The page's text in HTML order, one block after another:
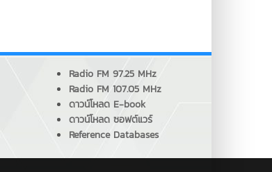
Radio FM 97.25 MHz
Radio FM 107.05 MHz
ดาวน์โหลด E-book
ดาวน์โหลด ซอฟต์แวร์
Reference Databases